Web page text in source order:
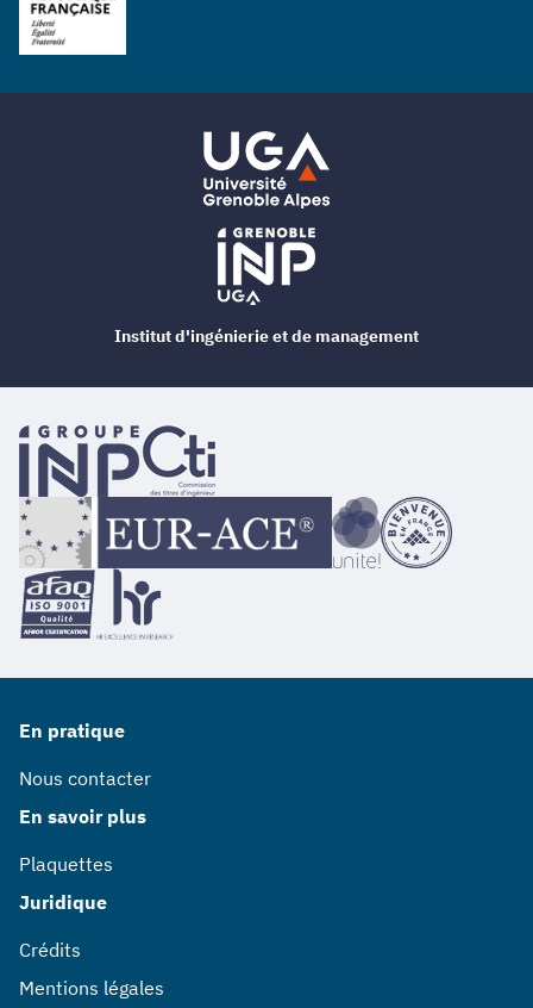
En pratique
Nous contacter
En savoir plus
Plaquettes
Juridique
Crédits
Mentions légales
Institut d'ingénierie et de management